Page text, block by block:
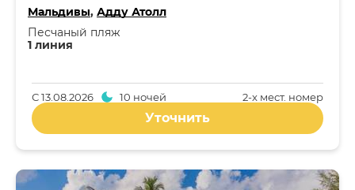
Мальдивы, Адду Атолл
1 линия
Песчаный пляж
2-x мест. номер
С13.08.2026 10 ночей
Уточнить